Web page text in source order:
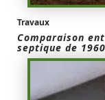
Travaux
Comparaison
septique de